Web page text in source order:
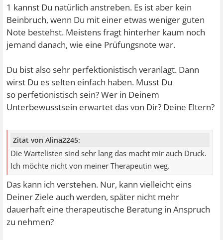
1 kannst Du natürlich anstreben. Es ist aber kein
Beinbruch, wenn Du mit einer etwas weniger guten
Note bestehst. Meistens fragt hinterher kaum noch
jemand danach, wie eine Prüfungsnote war.
Du bist also sehr perfektionistisch veranlagt. Dann
wirst Du es selten einfach haben. Musst Du
so perfetionistisch sein? Wer in Deinem
Unterbewusstsein erwartet das von Dir? Deine Eltern?
Zitat von Alina2245:
Die Wartelisten sind sehr lang das macht mir auch Druck.
Ich möchte nicht von meiner Therapeutin weg.
Das kann ich verstehen. Nur, kann vielleicht eins
Deiner Ziele auch werden, später nicht mehr
dauerhaft eine therapeutische Beratung in Anspruch
zu nehmen?